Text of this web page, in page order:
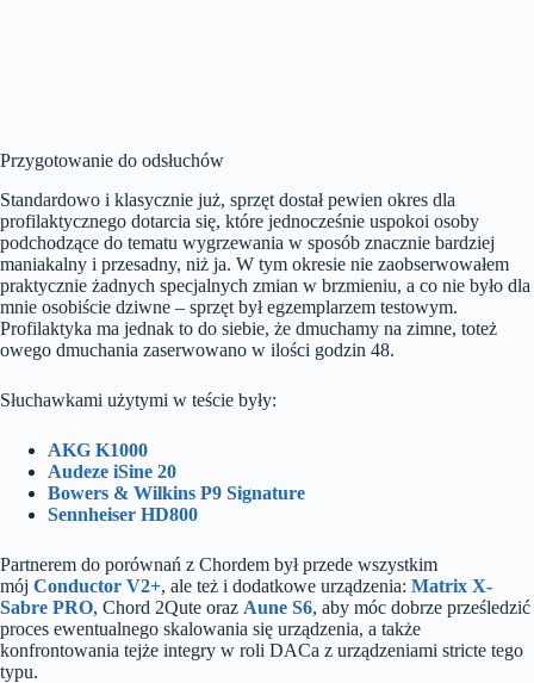
Przygotowanie do odsłuchów
Standardowo i klasycznie już, sprzęt dostał pewien okres dla
profilaktycznego dotarcia się, które jednocześnie uspokoi osoby
podchodzące do tematu wygrzewania w sposób znacznie bardziej
maniakalny i przesadny, niż ja. W tym okresie nie zaobserwowałem
praktycznie żadnych specjalnych zmian w brzmieniu, a co nie było dla
mnie osobiście dziwne – sprzęt był egzemplarzem testowym.
Profilaktyka ma jednak to do siebie, że dmuchamy na zimne, toteż
owego dmuchania zaserwowano w ilości godzin 48.
Słuchawkami użytymi w teście były:
AKG K1000
Audeze iSine 20
Bowers & Wilkins P9 Signature
Sennheiser HD800
Partnerem do porównań z Chordem był przede wszystkim
mój Conductor V2+, ale też i dodatkowe urządzenia: Matrix X-
Sabre PRO, Chord 2Qute oraz Aune S6, aby móc dobrze prześledzić
proces ewentualnego skalowania się urządzenia, a także
konfrontowania tejże integry w roli DACa z urządzeniami stricte tego
typu.